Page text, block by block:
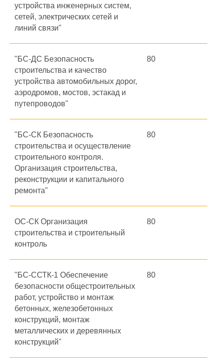
устройства инженерных систем,
сетей, электрических сетей и
линий связи"
"БС-ДС Безопасность
строительства и качество
устройства автомобильных дорог,
аэродромов, мостов, эстакад и
путепроводов"
80
"БС-СК Безопасность
строительства и осуществление
строительного контроля.
Организация строительства,
реконструкции и капитального
ремонта"
80
ОС-СК Организация
строительства и строительный
контроль
80
"БС-ССТК-1 Обеспечение
безопасности общестроительных
работ, устройство и монтаж
бетонных, железобетонных
конструкций, монтаж
металлических и деревянных
конструкций"
80